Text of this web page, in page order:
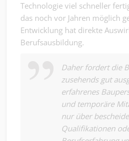
Technologie viel schneller
das noch vor Jahren möglich
Entwicklung hat direkte
Berufsausbildung.
Daher fordert die
zusehends gut
erfahrenes
und temporäre
nur über
Qualifikationen